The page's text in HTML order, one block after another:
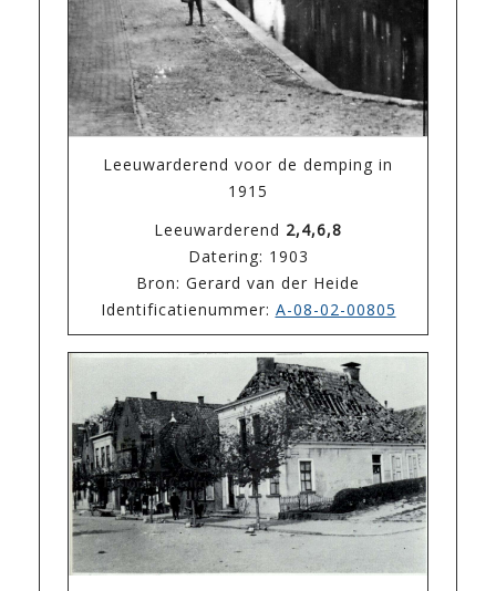
Leeuwarderend voor de demping in
1915
Leeuwarderend 2,4,6,8
Datering: 1903
Bron: Gerard van der Heide
Identificatienummer: A-08-02-00805